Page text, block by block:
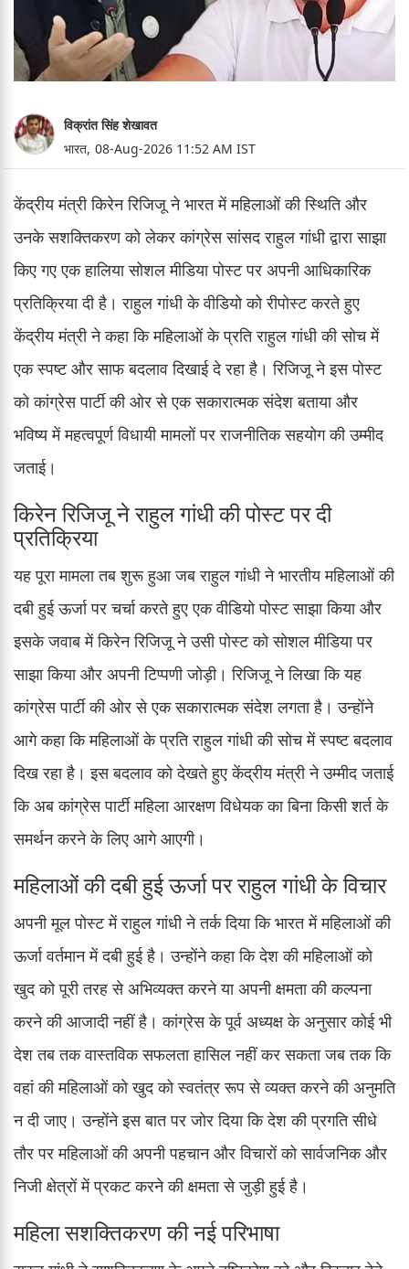
विक्रांत सिंह शेखावत
भारत, 08-Aug-2026 11:52 AM IST
केंद्रीय मंत्री किरेन रिजिजू ने भारत में महिलाओं की स्थिति और
उनके सशक्तिकरण को लेकर कांग्रेस सांसद राहुल गांधी द्वारा साझा
किए गए एक हालिया सोशल मीडिया पोस्ट पर अपनी आधिकारिक
प्रतिक्रिया दी है। राहुल गांधी के वीडियो को रीपोस्ट करते हुए
केंद्रीय मंत्री ने कहा कि महिलाओं के प्रति राहुल गांधी की सोच में
एक स्पष्ट और साफ बदलाव दिखाई दे रहा है। रिजिजू ने इस पोस्ट
को कांग्रेस पार्टी की ओर से एक सकारात्मक संदेश बताया और
भविष्य में महत्वपूर्ण विधायी मामलों पर राजनीतिक सहयोग की उम्मीद
जताई।
किरेन रिजिजू ने राहुल गांधी की पोस्ट पर दी
प्रतिक्रिया
यह पूरा मामला तब शुरू हुआ जब राहुल गांधी ने भारतीय महिलाओं की
दबी हुई ऊर्जा पर चर्चा करते हुए एक वीडियो पोस्ट साझा किया और
इसके जवाब में किरेन रिजिजू ने उसी पोस्ट को सोशल मीडिया पर
साझा किया और अपनी टिप्पणी जोड़ी। रिजिजू ने लिखा कि यह
कांग्रेस पार्टी की ओर से एक सकारात्मक संदेश लगता है। उन्होंने
आगे कहा कि महिलाओं के प्रति राहुल गांधी की सोच में स्पष्ट बदलाव
दिख रहा है। इस बदलाव को देखते हुए केंद्रीय मंत्री ने उम्मीद जताई
कि अब कांग्रेस पार्टी महिला आरक्षण विधेयक का बिना किसी शर्त के
समर्थन करने के लिए आगे आएगी।
महिलाओं की दबी हुई ऊर्जा पर राहुल गांधी के विचार
अपनी मूल पोस्ट में राहुल गांधी ने तर्क दिया कि भारत में महिलाओं की
ऊर्जा वर्तमान में दबी हुई है। उन्होंने कहा कि देश की महिलाओं को
खुद को पूरी तरह से अभिव्यक्त करने या अपनी क्षमता की कल्पना
करने की आजादी नहीं है। कांग्रेस के पूर्व अध्यक्ष के अनुसार कोई भी
देश तब तक वास्तविक सफलता हासिल नहीं कर सकता जब तक कि
वहां की महिलाओं को खुद को स्वतंत्र रूप से व्यक्त करने की अनुमति
न दी जाए। उन्होंने इस बात पर जोर दिया कि देश की प्रगति सीधे
तौर पर महिलाओं की अपनी पहचान और विचारों को सार्वजनिक और
निजी क्षेत्रों में प्रकट करने की क्षमता से जुड़ी हुई है।
महिला सशक्तिकरण की नई परिभाषा